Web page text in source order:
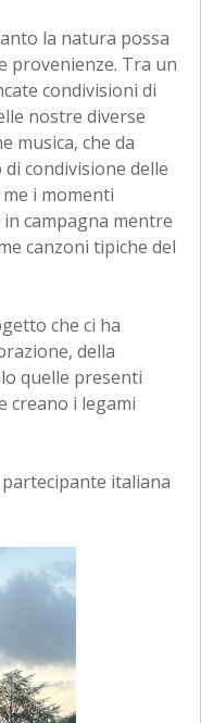
la natura possa
provenienze. Tra un
condivisioni di
nostre diverse
musica, che da
condivisione delle
i momenti
campagna mentre
canzoni tipiche del
che ci ha
della
quelle presenti
creano i legami
italiana